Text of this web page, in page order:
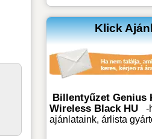
Klick
Billentyűzet Genius
Wireless Black HU
-
ajánlataink, árlista